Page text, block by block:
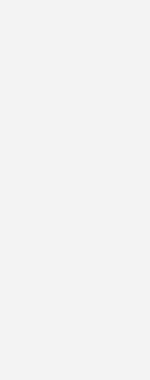
auch der Ausbau von LNG-
Transformationspfad der
in Anbetracht der aktuellen
der Verband. Hier geht es
auf grünen
dem Laufenden bleiben?
Newsletter von
verbandsunabhängigen
Deutschland!
ist der
der Erneuerbaren haben,
Verfügung stünde. Das gilt
„Insbesondere für die
klar sein, dass Hemmnisse